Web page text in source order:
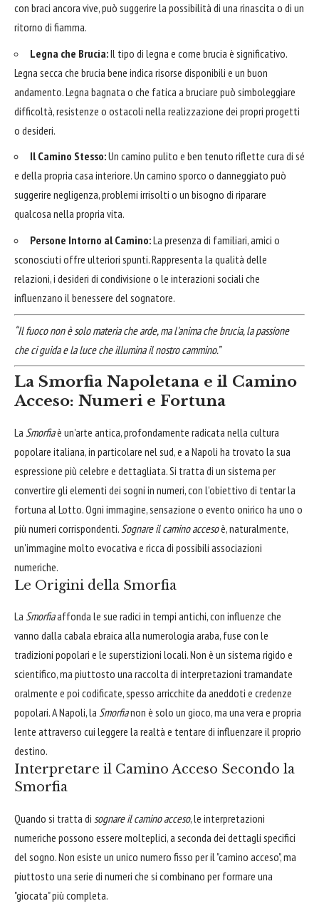
con braci ancora vive, può suggerire la possibilità di una rinascita o di un
ritorno di fiamma.
Legna che Brucia:Il tipo di legna e come brucia è significativo.
Legna secca che brucia bene indica risorse disponibili e un buon
andamento. Legna bagnata o che fatica a bruciare può simboleggiare
difficoltà, resistenze o ostacoli nella realizzazione dei propri progetti
o desideri.
Il Camino Stesso:Un camino pulito e ben tenuto riflette cura di sé
e della propria casa interiore. Un camino sporco o danneggiato può
suggerire negligenza, problemi irrisolti o un bisogno di riparare
qualcosa nella propria vita.
Persone Intorno al Camino:La presenza di familiari, amici o
sconosciuti offre ulteriori spunti. Rappresenta la qualità delle
relazioni, i desideri di condivisione o le interazioni sociali che
influenzano il benessere del sognatore.
“Il fuoco non è solo materia che arde, ma l'anima che brucia, la passione
che ci guida e la luce che illumina il nostro cammino.”
La Smorfia Napoletana e il Camino
Acceso: Numeri e Fortuna
La Smorfiaè un'arte antica, profondamente radicata nella cultura
popolare italiana, in particolare nel sud, e a Napoli ha trovato la sua
espressione più celebre e dettagliata. Si tratta di un sistema per
convertire gli elementi dei sogni in numeri, con l'obiettivo di tentar la
fortuna al Lotto. Ogni immagine, sensazione o evento onirico ha uno o
più numeri corrispondenti.Sognare il camino accesoè, naturalmente,
un'immagine molto evocativa e ricca di possibili associazioni
numeriche.
Le Origini della Smorfia
La Smorfiaaffonda le sue radici in tempi antichi, con influenze che
vanno dalla cabala ebraica alla numerologia araba, fuse con le
tradizioni popolari e le superstizioni locali. Non è un sistema rigido e
scientifico, ma piuttosto una raccolta di interpretazioni tramandate
oralmente e poi codificate, spesso arricchite da aneddoti e credenze
popolari. A Napoli, la Smorfianon è solo un gioco, ma una vera e propria
lente attraverso cui leggere la realtà e tentare di influenzare il proprio
destino.
Interpretare il Camino Acceso Secondo la
Smorfia
Quando si tratta di sognare il camino acceso, le interpretazioni
numeriche possono essere molteplici, a seconda dei dettagli specifici
del sogno. Non esiste un unico numero fisso per il "camino acceso", ma
piuttosto una serie di numeri che si combinano per formare una
"giocata" più completa.